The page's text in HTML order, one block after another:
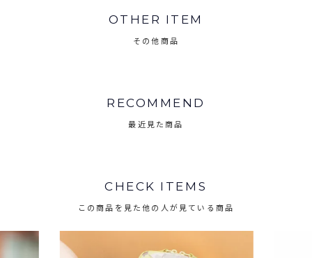
OTHER ITEM
その他商品
RECOMMEND
最近見た商品
CHECK ITEMS
この商品を見た他の人が見ている商品